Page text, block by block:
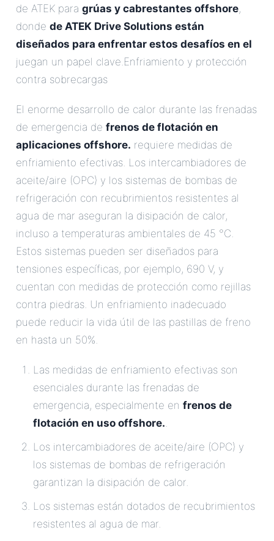
de ATEK para grúas y cabrestantes offshore,
donde de ATEK Drive Solutions están
diseñados para enfrentar estos desafíos en el
juegan un papel clave.Enfriamiento y protección
contra sobrecargas
El enorme desarrollo de calor durante las frenadas
de emergencia de frenos de flotación en
aplicaciones offshore. requiere medidas de
enfriamiento efectivas. Los intercambiadores de
aceite/aire (OPC) y los sistemas de bombas de
refrigeración con recubrimientos resistentes al
agua de mar aseguran la disipación de calor,
incluso a temperaturas ambientales de 45 °C.
Estos sistemas pueden ser diseñados para
tensiones específicas, por ejemplo, 690 V, y
cuentan con medidas de protección como rejillas
contra piedras. Un enfriamiento inadecuado
puede reducir la vida útil de las pastillas de freno
en hasta un 50%.
Las medidas de enfriamiento efectivas son
esenciales durante las frenadas de
emergencia, especialmente en frenos de
flotación en uso offshore..
Los intercambiadores de aceite/aire (OPC) y
los sistemas de bombas de refrigeración
garantizan la disipación de calor.
Los sistemas están dotados de recubrimientos
resistentes al agua de mar.